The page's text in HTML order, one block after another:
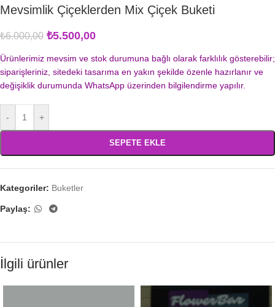
Mevsimlik Çiçeklerden Mix Çiçek Buketi
₺6.000,00 ₺5.500,00
Ürünlerimiz mevsim ve stok durumuna bağlı olarak farklılık gösterebilir;
siparişleriniz, sitedeki tasarıma en yakın şekilde özenle hazırlanır ve
değişiklik durumunda WhatsApp üzerinden bilgilendirme yapılır.
- +
SEPETE EKLE
Kategoriler: Buketler
Paylaş:
İlgili ürünler